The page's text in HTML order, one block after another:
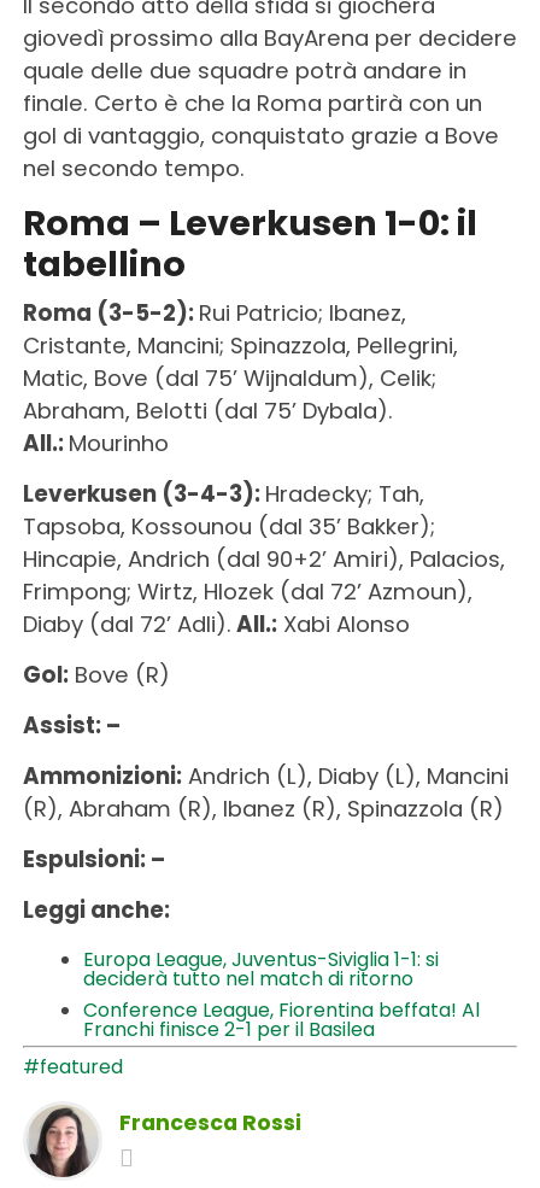
giovedì prossimo alla BayArena per decidere
quale delle due squadre potrà andare in
finale. Certo è che la Roma partirà con un
gol di vantaggio, conquistato grazie a Bove
nel secondo tempo.
Roma – Leverkusen 1-0: il
tabellino
Roma (3-5-2): Rui Patricio; Ibanez,
Cristante, Mancini; Spinazzola, Pellegrini,
Matic, Bove (dal 75’ Wijnaldum), Celik;
Abraham, Belotti (dal 75’ Dybala).
All.: Mourinho
Leverkusen (3-4-3): Hradecky; Tah,
Tapsoba, Kossounou (dal 35’ Bakker);
Hincapie, Andrich (dal 90+2’ Amiri), Palacios,
Frimpong; Wirtz, Hlozek (dal 72’ Azmoun),
Diaby (dal 72’ Adli). All.:Xabi Alonso
Gol:Bove (R)
Assist: –
Ammonizioni:Andrich (L), Diaby (L), Mancini
(R), Abraham (R), Ibanez (R), Spinazzola (R)
Espulsioni: –
Leggi anche:
Europa League, Juventus-Siviglia 1-1: si
deciderà tutto nel match di ritorno
Conference League, Fiorentina beffata! Al
Franchi finisce 2-1 per il Basilea
#featured
Francesca Rossi